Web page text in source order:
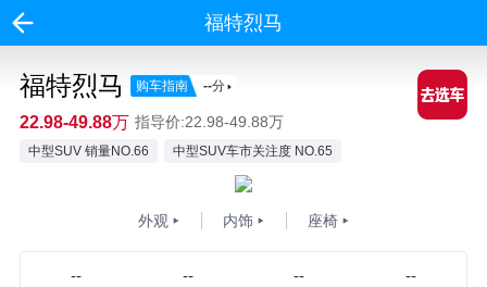
福特烈马
福特烈马 购车指南 --分
22.98-49.88万 指导价:22.98-49.88万
中型SUV 销量NO.66 中型SUV车市关注度 NO.65
外观 内饰 座椅
-- -- -- --